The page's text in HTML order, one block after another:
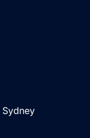
Sydney